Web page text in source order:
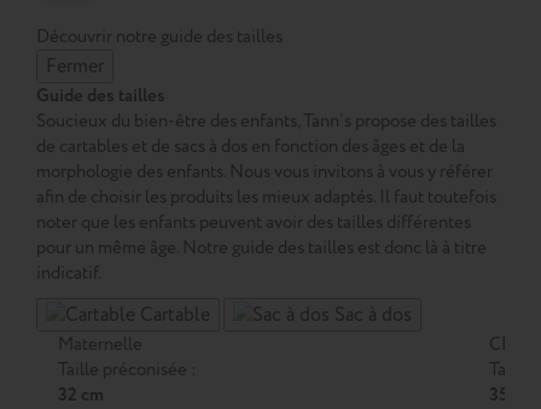
Découvrir notre guide des tailles
Fermer
Guide des tailles
Soucieux du bien-être des enfants, Tann’s propose des tailles
de cartables et de sacs à dos en fonction des âges et de la
morphologie des enfants. Nous vous invitons à vous y référer
afin de choisir les produits les mieux adaptés. Il faut toutefois
noter que les enfants peuvent avoir des tailles différentes
pour un même âge. Notre guide des tailles est donc là à titre
indicatif.
Cartable Sac à dos
Maternelle
Taille préconisée :
32 cm
CP
Taille
35 cm